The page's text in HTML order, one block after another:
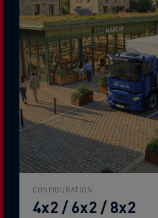
CONFIGURATION
4x2 / 6x2 / 8x2